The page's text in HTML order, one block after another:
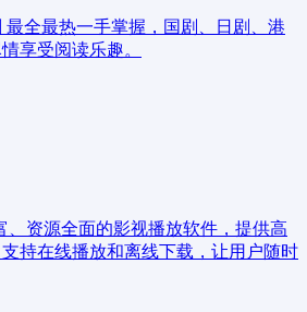
全最热一手掌握，国剧、日剧、港
享受阅读乐趣。
、资源全面的影视播放软件，提供高
持在线播放和离线下载，让用户随时